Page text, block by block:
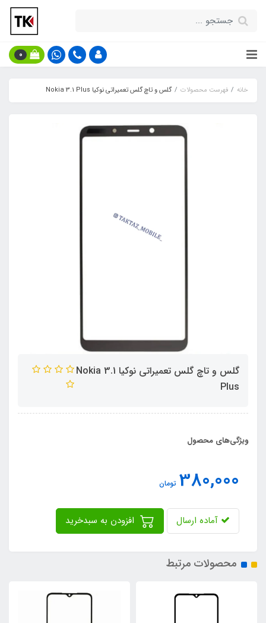
0
خانه فهرست محصولات گلس و تاچ گلس تعمیراتی نوکیا Nokia 3.1 Plus
گلس و تاچ گلس تعمیراتی نوکیا Nokia 3.1
Plus
ویژگی‌های محصول
380,000 تومان
آماده ارسال
محصولات مرتبط